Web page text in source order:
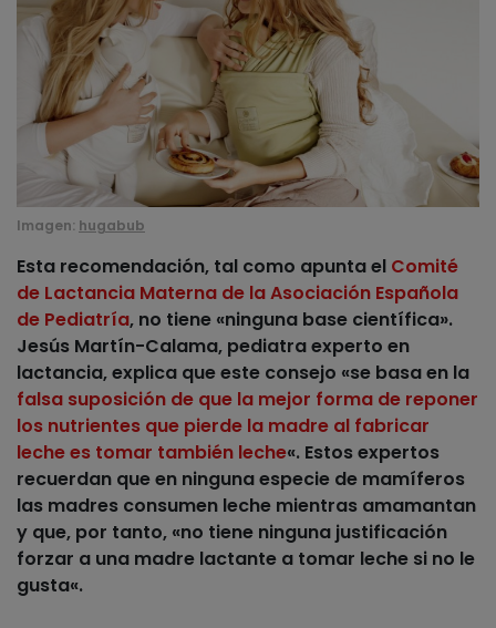
Imagen: hugabub
Esta recomendación, tal como apunta el Comité
de Lactancia Materna de la Asociación Española
de Pediatría, no tiene «ninguna base científica».
Jesús Martín-Calama, pediatra experto en
lactancia, explica que este consejo «se basa en la
falsa suposición de que la mejor forma de reponer
los nutrientes que pierde la madre al fabricar
leche es tomar también leche«. Estos expertos
recuerdan que en ninguna especie de mamíferos
las madres consumen leche mientras amamantan
y que, por tanto, «no tiene ninguna justificación
forzar a una madre lactante a tomar leche si no le
gusta«.